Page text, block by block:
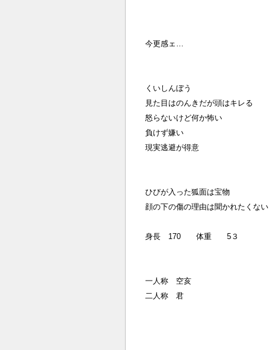
今更感ェ…
くいしんぼう
見た目はのんきだが頭はキレる
怒らないけど何か怖い
負けず嫌い
現実逃避が得意
ひびが入った狐面は宝物
顔の下の傷の理由は聞かれたくない
身長 170 体重 5３
一人称 空亥
二人称 君